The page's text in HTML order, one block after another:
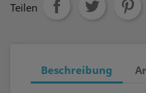
Teilen
Beschreibung